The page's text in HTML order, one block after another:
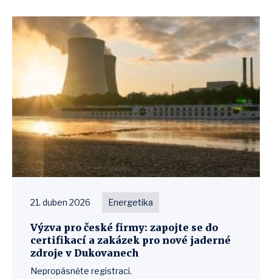
21. duben 2026 Energetika
Výzva pro české firmy: zapojte se do
certifikací a zakázek pro nové jaderné
zdroje v Dukovanech
Nepropásněte registraci.